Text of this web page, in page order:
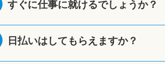
すぐに仕事に就けるでしょうか？
日払いはしてもらえますか？